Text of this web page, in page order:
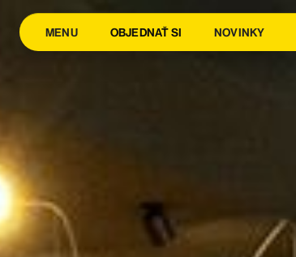
MENU OBJEDNAŤ SI NOVINKY